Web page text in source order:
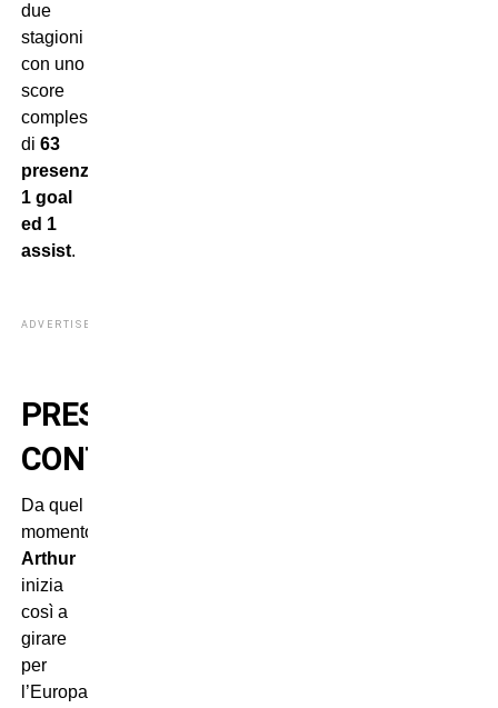
due
stagioni
con uno
score
complessivo
di 63
presenze
1 goal
ed 1
assist.
ADVERTISEMENT
PRESTITI
CONTINUI
Da quel
momento,
Arthur
inizia
così a
girare
per
l’Europa: